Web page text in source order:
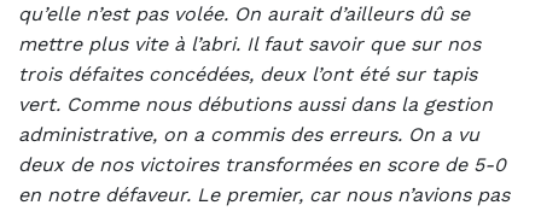
qu’elle n’est pas volée. On aurait d’ailleurs dû se
mettre plus vite à l’abri. Il faut savoir que sur nos
trois défaites concédées, deux l’ont été sur tapis
vert. Comme nous débutions aussi dans la gestion
administrative, on a commis des erreurs. On a vu
deux de nos victoires transformées en score de 5-0
en notre défaveur. Le premier, car nous n’avions pas